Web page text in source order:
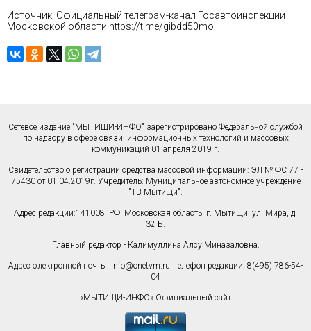
Источник: Официальный телеграм-канал Госавтоинспекции
Московской области https://t.me/gibdd50mo
Сетевое издание "МЫТИЩИ-ИНФО" зарегистрировано Федеральной службой
по надзору в сфере связи, информационных технологий и массовых
коммуникаций 01 апреля 2019 г.
Свидетельство о регистрации средства массовой информации: ЭЛ № ФС 77 -
75430 от 01.04.2019г. Учредитель: Муниципальное автономное учреждение
"ТВ Мытищи".
Адрес редакции:141008, РФ, Московская область, г. Мытищи, ул. Мира, д.
32 Б.
Главный редактор - Калимуллина Алсу Миназаловна.
Адрес электронной почты: info@onetvm.ru. телефон редакции: 8(495) 786-54-
04
«МЫТИЩИ-ИНФО» Официальный сайт